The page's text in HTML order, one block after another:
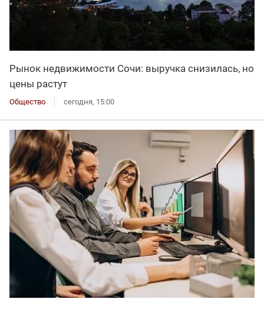
Рынок недвижимости Сочи: выручка снизилась, но
цены растут
Общество сегодня, 15:00